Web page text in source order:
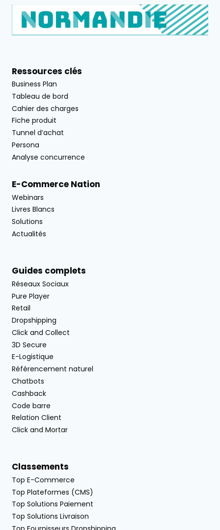
Ressources clés
Business Plan
Tableau de bord
Cahier des charges
Fiche produit
Tunnel d’achat
Persona
Analyse concurrence
E-Commerce Nation
Webinars
Livres Blancs
Solutions
Actualités
Guides complets
Réseaux Sociaux
Pure Player
Retail
Dropshipping
Click and Collect
3D Secure
E-Logistique
Référencement naturel
Chatbots
Cashback
Code barre
Relation Client
Click and Mortar
Classements
Top E-Commerce
Top Plateformes (CMS)
Top Solutions Paiement
Top Solutions Livraison